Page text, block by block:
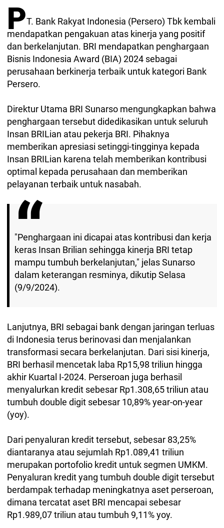
PT. Bank Rakyat Indonesia (Persero) Tbk kembali
mendapatkan pengakuan atas kinerja yang positif
dan berkelanjutan. BRI mendapatkan penghargaan
Bisnis Indonesia Award (BIA) 2024 sebagai
perusahaan berkinerja terbaik untuk kategori Bank
Persero.
Direktur Utama BRI Sunarso mengungkapkan bahwa
penghargaan tersebut didedikasikan untuk seluruh
Insan BRILian atau pekerja BRI. Pihaknya
memberikan apresiasi setinggi-tingginya kepada
Insan BRILian karena telah memberikan kontribusi
optimal kepada perusahaan dan memberikan
pelayanan terbaik untuk nasabah.
"Penghargaan ini dicapai atas kontribusi dan kerja
keras Insan Brilian sehingga kinerja BRI tetap
mampu tumbuh berkelanjutan," jelas Sunarso
dalam keterangan resminya, dikutip Selasa
(9/9/2024).
Lanjutnya, BRI sebagai bank dengan jaringan terluas
di Indonesia terus berinovasi dan menjalankan
transformasi secara berkelanjutan. Dari sisi kinerja,
BRI berhasil mencetak laba Rp15,98 triliun hingga
akhir Kuartal I-2024. Perseroan juga berhasil
menyalurkan kredit sebesar Rp1.308,65 triliun atau
tumbuh double digit sebesar 10,89% year-on-year
(yoy).
Dari penyaluran kredit tersebut, sebesar 83,25%
diantaranya atau sejumlah Rp1.089,41 triliun
merupakan portofolio kredit untuk segmen UMKM.
Penyaluran kredit yang tumbuh double digit tersebut
berdampak terhadap meningkatnya aset perseroan,
dimana tercatat aset BRI mencapai sebesar
Rp1.989,07 triliun atau tumbuh 9,11% yoy.